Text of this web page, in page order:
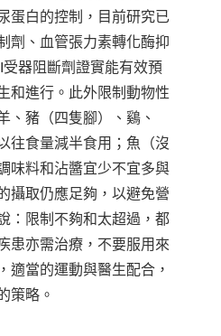
蛋白的控制，目前研究已
劑、血管張力素轉化酶抑
器阻斷劑證實能有效預
和進行。此外限制動物性
、豬（四隻腳）、鷄、
往食量減半食用；魚（沒
味料和沾醬宜少不宜多與
攝取仍應足夠，以避免營
：限制不夠和太超過，都
患亦需治療，不要服用來
適當的運動與醫生配合，
策略。